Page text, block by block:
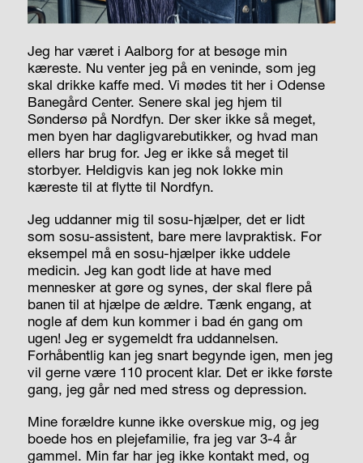
Jeg har været i Aalborg for at besøge min
kæreste. Nu venter jeg på en veninde, som jeg
skal drikke kaffe med. Vi mødes tit her i Odense
Banegård Center. Senere skal jeg hjem til
Søndersø på Nordfyn. Der sker ikke så meget,
men byen har dagligvarebutikker, og hvad man
ellers har brug for. Jeg er ikke så meget til
storbyer. Heldigvis kan jeg nok lokke min
kæreste til at flytte til Nordfyn.
Jeg uddanner mig til sosu-hjælper, det er lidt
som sosu-assistent, bare mere lavpraktisk. For
eksempel må en sosu-hjælper ikke uddele
medicin. Jeg kan godt lide at have med
mennesker at gøre og synes, der skal flere på
banen til at hjælpe de ældre. Tænk engang, at
nogle af dem kun kommer i bad én gang om
ugen! Jeg er sygemeldt fra uddannelsen.
Forhåbentlig kan jeg snart begynde igen, men jeg
vil gerne være 110 procent klar. Det er ikke første
gang, jeg går ned med stress og depression.
Mine forældre kunne ikke overskue mig, og jeg
boede hos en plejefamilie, fra jeg var 3-4 år
gammel. Min far har jeg ikke kontakt med, og